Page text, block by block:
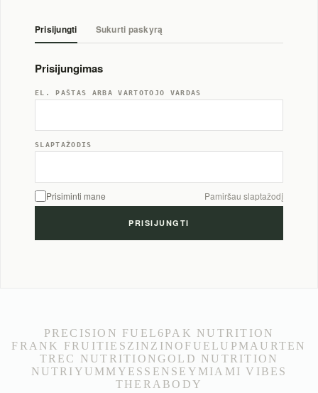
Prisijungti Sukurti paskyrą
Prisijungimas
EL. PAŠTAS ARBA VARTOTOJO VARDAS
SLAPTAŽODIS
Prisiminti mane Pamiršau slaptažodį
PRECISION FUEL 6PAK NUTRITION
FRANK FRUITIES ZINZINO FUELUP MAURTEN
TREC NUTRITIONGOLD NUTRITION
NUTRIYUMMY ESSENSEY MIAMI VIBES
THERABODY